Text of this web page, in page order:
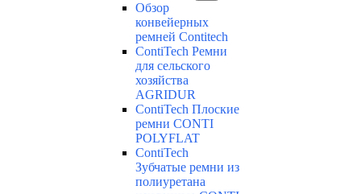
Обзор
конвейерных
ремней Contitech
ContiTech Ремни
для сельского
хозяйства
AGRIDUR
ContiTech Плоские
ремни CONTI
POLYFLAT
ContiTech
Зубчатые ремни из
полиуретана